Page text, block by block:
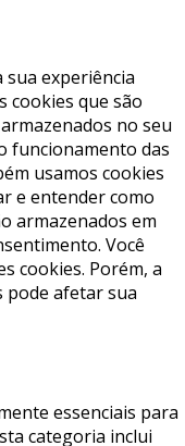
sua experiência
cookies que são
no seu
funcionamento das
usamos cookies
e entender como
armazenados em
Você
cookies. Porém, a
pode afetar sua
essenciais para
categoria inclui